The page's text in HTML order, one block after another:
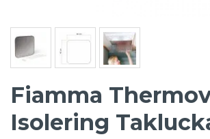
Fiamma
Isolering